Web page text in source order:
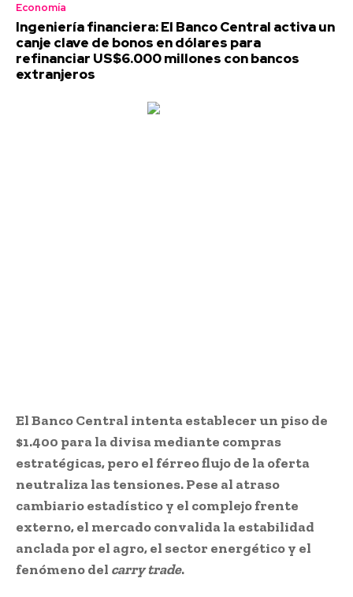
Economía
Ingeniería financiera: El Banco Central activa un
canje clave de bonos en dólares para
refinanciar US$6.000 millones con bancos
extranjeros
El Banco Central intenta establecer un piso de
$1.400 para la divisa mediante compras
estratégicas, pero el férreo flujo de la oferta
neutraliza las tensiones. Pese al atraso
cambiario estadístico y el complejo frente
externo, el mercado convalida la estabilidad
anclada por el agro, el sector energético y el
fenómeno del carry trade.